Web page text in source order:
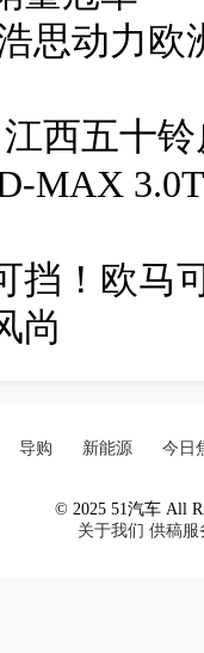
思动力
西五十
MAX
挡！欧马
尚
导购 新能源 今日
© 2025 51汽车 All
关于我们 供稿服